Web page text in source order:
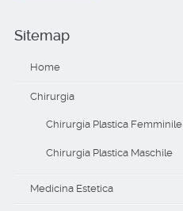
Sitemap
Home
Chirurgia
Chirurgia Plastica Femminile
Chirurgia Plastica Maschile
Medicina Estetica